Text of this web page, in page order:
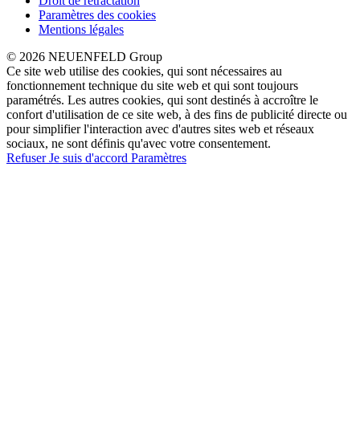
Paramètres des cookies
Mentions légales
© 2026 NEUENFELD Group
Ce site web utilise des cookies, qui sont nécessaires au
fonctionnement technique du site web et qui sont toujours
paramétrés. Les autres cookies, qui sont destinés à accroître le
confort d'utilisation de ce site web, à des fins de publicité directe ou
pour simplifier l'interaction avec d'autres sites web et réseaux
sociaux, ne sont définis qu'avec votre consentement.
RefuserJe suis d'accord Paramètres